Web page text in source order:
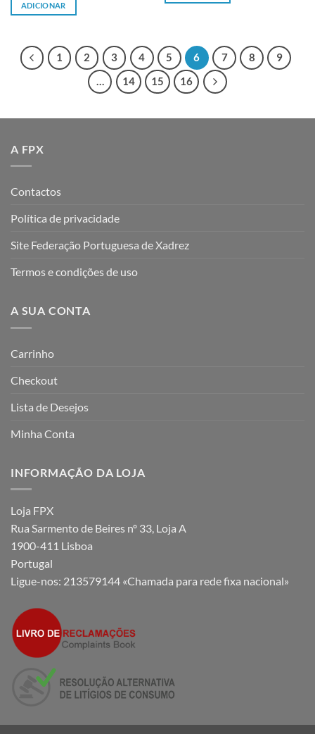
ADICIONAR
1 2 3 4 5 6 7 8
9
…
14 15 16
A FPX
Contactos
Política de privacidade
Site Federação Portuguesa de Xadrez
Termos e condições de uso
A SUA CONTA
Carrinho
Checkout
Lista de Desejos
Minha Conta
INFORMAÇÃO DA LOJA
Loja FPX
Rua Sarmento de Beires nº 33, Loja A
1900-411 Lisboa
Portugal
Ligue-nos: 213579144 «Chamada para rede fixa nacional»